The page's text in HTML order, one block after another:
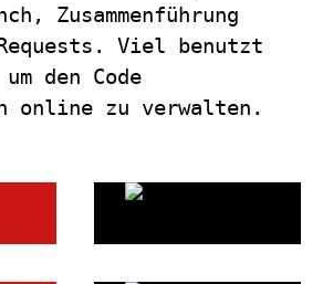
Zusammenführung
Viel benutzt
den Code
online zu verwalten.